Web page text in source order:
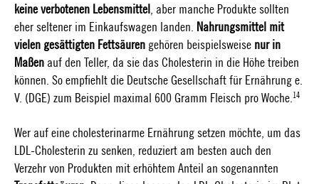
keine verbotenen Lebensmittel , aber manche Produkte sollten
eher seltener im Einkaufswagen landen. Nahrungsmittel mit
vielen gesättigten Fettsäuren gehören beispielsweise nur in
Maßen auf den Teller, da sie das Cholesterin in die Höhe treiben
können. So empfiehlt die Deutsche Gesellschaft für Ernährung e.
V. (DGE) zum Beispiel maximal 600 Gramm Fleisch pro Woche.14
Wer auf eine cholesterinarme Ernährung setzen möchte, um das
LDL-Cholesterin zu senken, reduziert am besten auch den
Verzehr von Produkten mit erhöhtem Anteil an sogenannten